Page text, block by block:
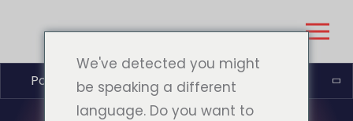
Polski
We've detected you might
be speaking a different
language. Do you want to